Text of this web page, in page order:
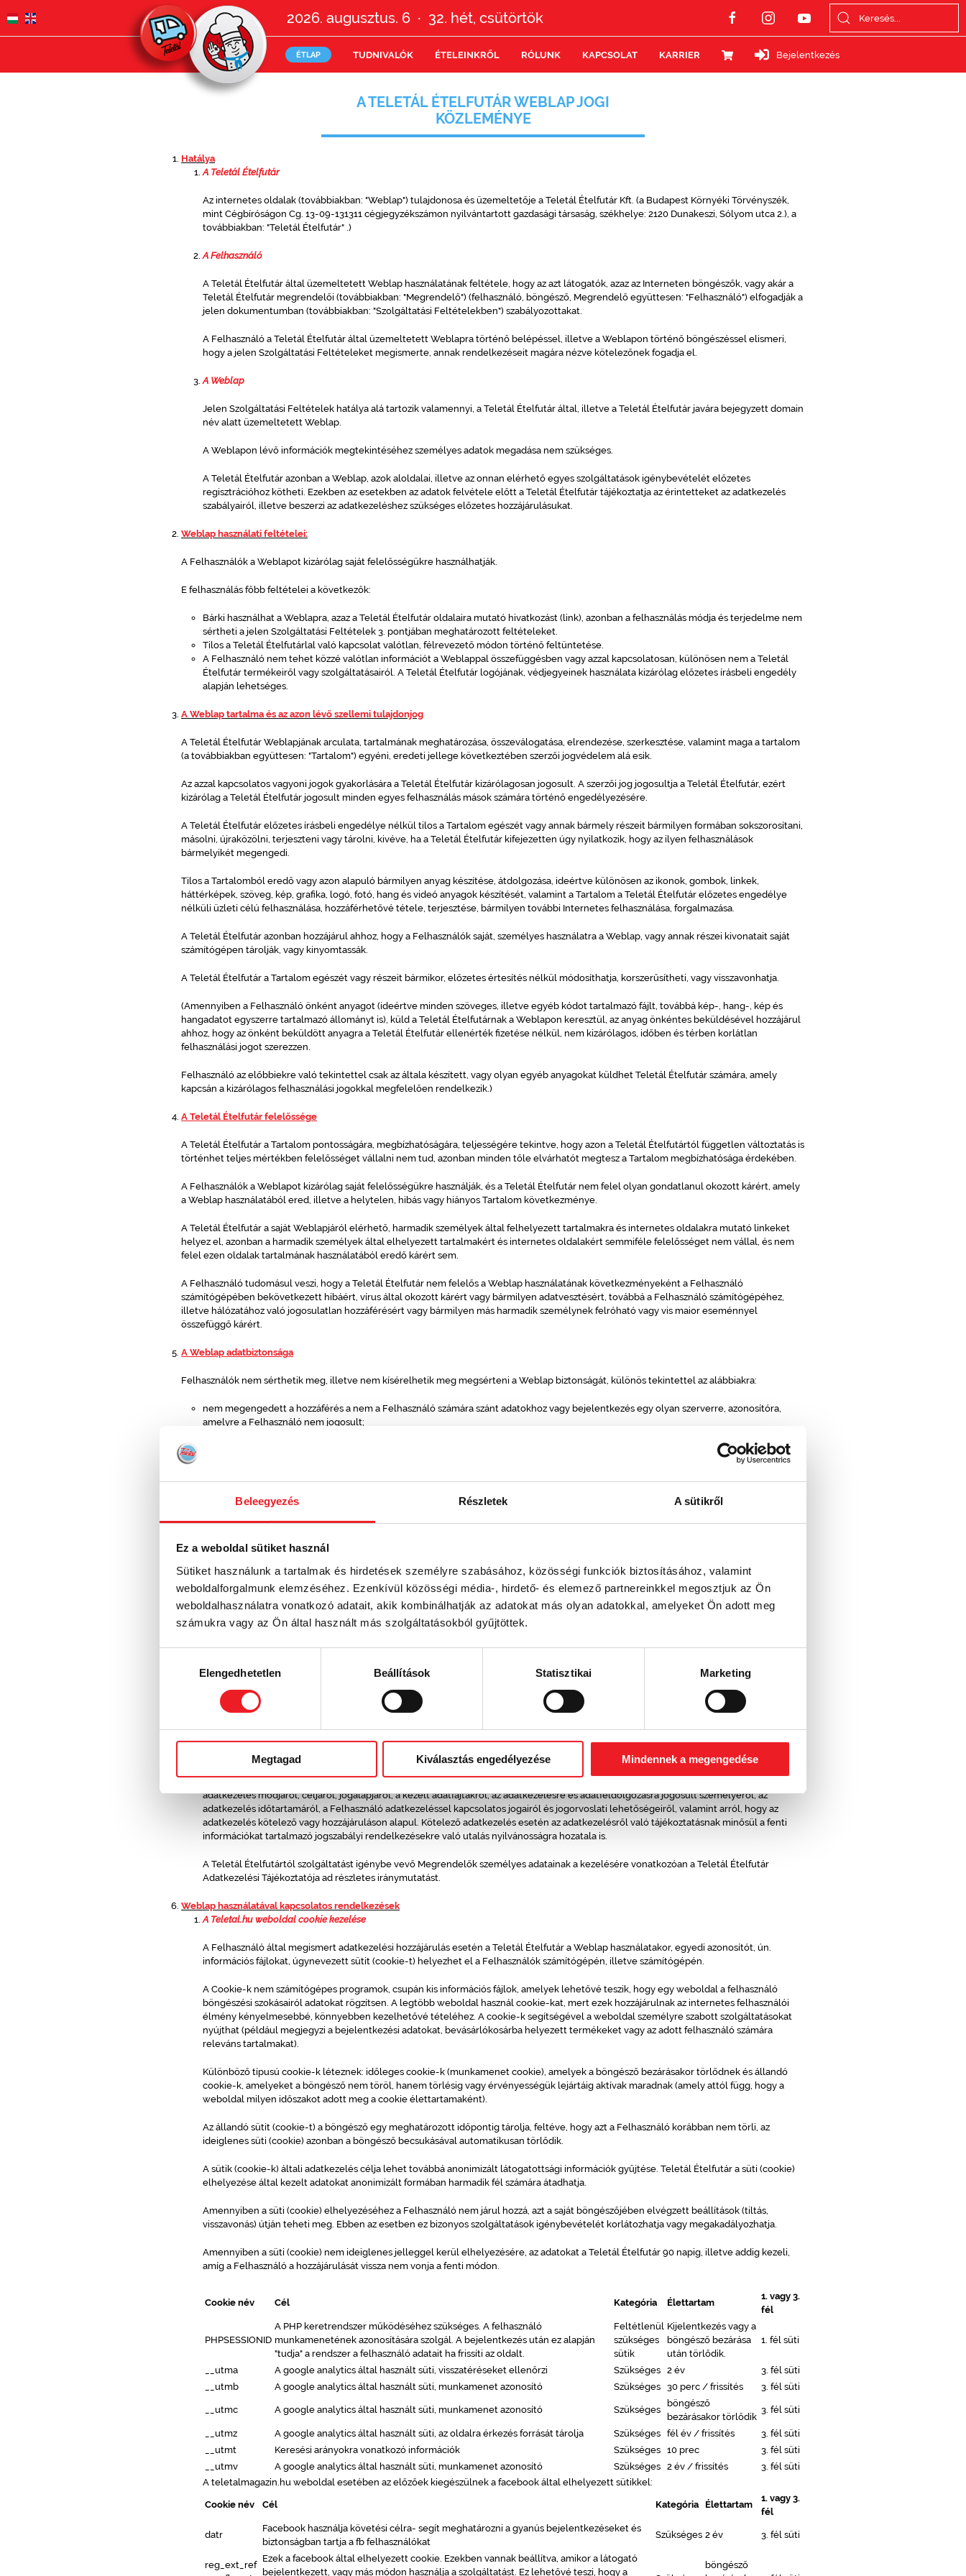
Beleegyezés Részletek A sütikről
Ez a weboldal sütiket használ
Sütiket használunk a tartalmak és hirdetések személyre szabásához, közösségi funkciók biztosításához, valamint
weboldalforgalmunk elemzéséhez. Ezenkívül közösségi média-, hirdető- és elemező partnereinkkel megosztjuk az Ön
weboldalhasználatra vonatkozó adatait, akik kombinálhatják az adatokat más olyan adatokkal, amelyeket Ön adott meg
számukra vagy az Ön által használt más szolgáltatásokból gyűjtöttek.
kiválasztásaElengedhetetlen Beállítások Statisztikai Marketing
Megtagad Kiválasztás engedélyezése Mindennek a megengedése
2026. augusztus. 6 • 32. hét, csütörtök
ÉTLAP TUDNIVALÓK ÉTELEINKRŐL RÓLUNK KAPCSOLAT KARRIER Bejelentkezés
A TELETÁL ÉTELFUTÁR WEBLAP JOGI
KÖZLEMÉNYE
Hatálya
A Teletál Ételfutár
Az internetes oldalak (továbbiakban: "Weblap") tulajdonosa és üzemeltetője a Teletál Ételfutár Kft. (a Budapest Környéki Törvényszék,
mint Cégbíróságon Cg. 13-09-131311 cégjegyzékszámon nyilvántartott gazdasági társaság, székhelye: 2120 Dunakeszi, Sólyom utca 2.), a
továbbiakban: "Teletál Ételfutár" .)
A Felhasználó
A Teletál Ételfutár által üzemeltetett Weblap használatának feltétele, hogy az azt látogatók, azaz az Interneten böngészők, vagy akár a
Teletál Ételfutár megrendelői (továbbiakban: "Megrendelő") (felhasználó, böngésző, Megrendelő együttesen: "Felhasználó") elfogadják a
jelen dokumentumban (továbbiakban: "Szolgáltatási Feltételekben") szabályozottakat.
A Felhasználó a Teletál Ételfutár által üzemeltetett Weblapra történő belépéssel, illetve a Weblapon történő böngészéssel elismeri,
hogy a jelen Szolgáltatási Feltételeket megismerte, annak rendelkezéseit magára nézve kötelezőnek fogadja el.
A Weblap
Jelen Szolgáltatási Feltételek hatálya alá tartozik valamennyi, a Teletál Ételfutár által, illetve a Teletál Ételfutár javára bejegyzett domain
név alatt üzemeltetett Weblap.
A Weblapon lévő információk megtekintéséhez személyes adatok megadása nem szükséges.
A Teletál Ételfutár azonban a Weblap, azok aloldalai, illetve az onnan elérhető egyes szolgáltatások igénybevételét előzetes
regisztrációhoz kötheti. Ezekben az esetekben az adatok felvétele előtt a Teletál Ételfutár tájékoztatja az érintetteket az adatkezelés
szabályairól, illetve beszerzi az adatkezeléshez szükséges előzetes hozzájárulásukat.
Weblap használati feltételei:
A Felhasználók a Weblapot kizárólag saját felelősségükre használhatják.
E felhasználás főbb feltételei a következők:
Bárki használhat a Weblapra, azaz a Teletál Ételfutár oldalaira mutató hivatkozást (link), azonban a felhasználás módja és terjedelme nem
sértheti a jelen Szolgáltatási Feltételek 3. pontjában meghatározott feltételeket.
Tilos a Teletál Ételfutárlal való kapcsolat valótlan, félrevezető módon történő feltüntetése.
A Felhasználó nem tehet közzé valótlan információt a Weblappal összefüggésben vagy azzal kapcsolatosan, különösen nem a Teletál
Ételfutár termékeiről vagy szolgáltatásairól. A Teletál Ételfutár logójának, védjegyeinek használata kizárólag előzetes írásbeli engedély
alapján lehetséges.
A Weblap tartalma és az azon lévő szellemi tulajdonjog
A Teletál Ételfutár Weblapjának arculata, tartalmának meghatározása, összeválogatása, elrendezése, szerkesztése, valamint maga a tartalom
(a továbbiakban együttesen: "Tartalom") egyéni, eredeti jellege következtében szerzői jogvédelem alá esik.
Az azzal kapcsolatos vagyoni jogok gyakorlására a Teletál Ételfutár kizárólagosan jogosult. A szerzői jog jogosultja a Teletál Ételfutár, ezért
kizárólag a Teletál Ételfutár jogosult minden egyes felhasználás mások számára történő engedélyezésére.
A Teletál Ételfutár előzetes írásbeli engedélye nélkül tilos a Tartalom egészét vagy annak bármely részeit bármilyen formában sokszorosítani,
másolni, újraközölni, terjeszteni vagy tárolni, kivéve, ha a Teletál Ételfutár kifejezetten úgy nyilatkozik, hogy az ilyen felhasználások
bármelyikét megengedi.
Tilos a Tartalomból eredő vagy azon alapuló bármilyen anyag készítése, átdolgozása, ideértve különösen az ikonok, gombok, linkek,
háttérképek, szöveg, kép, grafika, logó, fotó, hang és videó anyagok készítését, valamint a Tartalom a Teletál Ételfutár előzetes engedélye
nélküli üzleti célú felhasználása, hozzáférhetővé tétele, terjesztése, bármilyen további Internetes felhasználása, forgalmazása.
A Teletál Ételfutár azonban hozzájárul ahhoz, hogy a Felhasználók saját, személyes használatra a Weblap, vagy annak részei kivonatait saját
számítógépen tárolják, vagy kinyomtassák.
A Teletál Ételfutár a Tartalom egészét vagy részeit bármikor, előzetes értesítés nélkül módosíthatja, korszerűsítheti, vagy visszavonhatja.
(Amennyiben a Felhasználó önként anyagot (ideértve minden szöveges, illetve egyéb kódot tartalmazó fájlt, továbbá kép-, hang-, kép és
hangadatot egyszerre tartalmazó állományt is), küld a Teletál Ételfutárnak a Weblapon keresztül, az anyag önkéntes beküldésével hozzájárul
ahhoz, hogy az önként beküldött anyagra a Teletál Ételfutár ellenérték fizetése nélkül, nem kizárólagos, időben és térben korlátlan
felhasználási jogot szerezzen.
Felhasználó az előbbiekre való tekintettel csak az általa készített, vagy olyan egyéb anyagokat küldhet Teletál Ételfutár számára, amely
kapcsán a kizárólagos felhasználási jogokkal megfelelően rendelkezik.)
A Teletál Ételfutár felelőssége
A Teletál Ételfutár a Tartalom pontosságára, megbízhatóságára, teljességére tekintve, hogy azon a Teletál Ételfutártól független változtatás is
történhet teljes mértékben felelősséget vállalni nem tud, azonban minden tőle elvárhatót megtesz a Tartalom megbízhatósága érdekében.
A Felhasználók a Weblapot kizárólag saját felelősségükre használják, és a Teletál Ételfutár nem felel olyan gondatlanul okozott kárért, amely
a Weblap használatából ered, illetve a helytelen, hibás vagy hiányos Tartalom következménye.
A Teletál Ételfutár a saját Weblapjáról elérhető, harmadik személyek által felhelyezett tartalmakra és internetes oldalakra mutató linkeket
helyez el, azonban a harmadik személyek által elhelyezett tartalmakért és internetes oldalakért semmiféle felelősséget nem vállal, és nem
felel ezen oldalak tartalmának használatából eredő kárért sem.
A Felhasználó tudomásul veszi, hogy a Teletál Ételfutár nem felelős a Weblap használatának következményeként a Felhasználó
számítógépében bekövetkezett hibáért, vírus által okozott kárért vagy bármilyen adatvesztésért, továbbá a Felhasználó számítógépéhez,
illetve hálózatához való jogosulatlan hozzáférésért vagy bármilyen más harmadik személynek felróható vagy vis maior eseménnyel
összefüggő kárért.
A Weblap adatbiztonsága
Felhasználók nem sérthetik meg, illetve nem kísérelhetik meg megsérteni a Weblap biztonságát, különös tekintettel az alábbiakra:
nem megengedett a hozzáférés a nem a Felhasználó számára szánt adatokhoz vagy bejelentkezés egy olyan szerverre, azonosítóra,
amelyre a Felhasználó nem jogosult;
tilos beavatkozást megkísérelni bármely Felhasználó, host vagy hálózat számára nyújtott szolgáltatásba, tilos azokat zavarni (így
nem megengedett nem kívánt e-mailek küldése, ideértve termékek vagy szolgáltatások propagálását és/vagy hirdetését is.
Általános rendelkezések
A Teletál Ételfutár a Weblap működtetése, illetve a Weblapról elérhető egyes szolgáltatások nyújtása során kötelezettséget vállal a
hatályos jogszabályi rendelkezések betartására, különös figyelemmel
az információs önrendelkezési jogról és az információszabadságról szóló 2011. évi CXII. törvény ("Infotv."),
az egyének védelmét a személyes adatok gépi feldolgozása során alkalmazandó 1998. évi VI. törvény,
illetve a Nemzeti Adatvédelmi és Információszabadság Hatóságnak a témára vonatkozó ajánlásaira.
A Teletál Ételfutár betartja a vonatkozó európai uniós jogi aktusokat is, így különösen a személyes adatok feldolgozása vonatkozásában az
egyének védelméről és az ilyen adatok szabad áramlásáról szóló 95/46/EK irányelvet, amennyiben ezek közvetlenül alkalmazandóak.
Felhasználó tájékoztatása
A Teletál Ételfutár a jelen Szolgáltatási Feltételekkel részletesen és egyértelműen tájékoztatja a Felhasználókat a Weblap, illetve a
adatkezelés módjáról, céljáról, jogalapjáról, a kezelt adatfajtákról, az adatkezelésre és adatfeldolgozásra jogosult személyéről, az
adatkezelés időtartamáról, a Felhasználó adatkezeléssel kapcsolatos jogairól és jogorvoslati lehetőségeiről, valamint arról, hogy az
adatkezelés kötelező vagy hozzájáruláson alapul. Kötelező adatkezelés esetén az adatkezelésről való tájékoztatásnak minősül a fenti
információkat tartalmazó jogszabályi rendelkezésekre való utalás nyilvánosságra hozatala is.
A Teletál Ételfutártól szolgáltatást igénybe vevő Megrendelők személyes adatainak a kezelésére vonatkozóan a Teletál Ételfutár
Adatkezelési Tájékoztatója ad részletes iránymutatást.
Weblap használatával kapcsolatos rendelkezések
A Teletal.hu weboldal cookie kezelése
A Felhasználó által megismert adatkezelési hozzájárulás esetén a Teletál Ételfutár a Weblap használatakor, egyedi azonosítót, ún.
információs fájlokat, úgynevezett sütit (cookie-t) helyezhet el a Felhasználók számítógépén, illetve számítógépén.
A Cookie-k nem számítógépes programok, csupán kis információs fájlok, amelyek lehetővé teszik, hogy egy weboldal a felhasználó
böngészési szokásairól adatokat rögzítsen. A legtöbb weboldal használ cookie-kat, mert ezek hozzájárulnak az internetes felhasználói
élmény kényelmesebbé, könnyebben kezelhetővé tételéhez. A cookie-k segítségével a weboldal személyre szabott szolgáltatásokat
nyújthat (például megjegyzi a bejelentkezési adatokat, bevásárlókosárba helyezett termékeket vagy az adott felhasználó számára
releváns tartalmakat).
Különböző típusú cookie-k léteznek: időleges cookie-k (munkamenet cookie), amelyek a böngésző bezárásakor törlődnek és állandó
cookie-k, amelyeket a böngésző nem töröl, hanem törlésig vagy érvényességük lejártáig aktívak maradnak (amely attól függ, hogy a
weboldal milyen időszakot adott meg a cookie élettartamaként).
Az állandó sütit (cookie-t) a böngésző egy meghatározott időpontig tárolja, feltéve, hogy azt a Felhasználó korábban nem törli, az
ideiglenes süti (cookie) azonban a böngésző becsukásával automatikusan törlődik.
A sütik (cookie-k) általi adatkezelés célja lehet továbbá anonimizált látogatottsági információk gyűjtése. Teletál Ételfutár a süti (cookie)
elhelyezése által kezelt adatokat anonimizált formában harmadik fél számára átadhatja.
Amennyiben a süti (cookie) elhelyezéséhez a Felhasználó nem járul hozzá, azt a saját böngészőjében elvégzett beállítások (tiltás,
visszavonás) útján teheti meg. Ebben az esetben ez bizonyos szolgáltatások igénybevételét korlátozhatja vagy megakadályozhatja.
Amennyiben a süti (cookie) nem ideiglenes jelleggel kerül elhelyezésére, az adatokat a Teletál Ételfutár 90 napig, illetve addig kezeli,
amíg a Felhasználó a hozzájárulását vissza nem vonja a fenti módon.
Cookie név Cél Kategória Élettartam
1. vagy 3.
fél
PHPSESSIONID
A PHP keretrendszer működéséhez szükséges. A felhasználó
munkamenetének azonosítására szolgál. A bejelentkezés után ez alapján
"tudja" a rendszer a felhasználó adatait ha frissíti az oldalt.
Feltétlenül
szükséges
sütik
Kijelentkezés vagy a
böngésző bezárása
után törlődik.
1. fél süti
__utma A google analytics által használt süti, visszatéréseket ellenőrzi Szükséges 2 év
3. fél süti
__utmb
A google analytics által használt süti, munkamenet azonosító Szükséges 30 perc / frissítés 3. fél süti
__utmc A google analytics által használt süti, munkamenet azonosító Szükséges
böngésző
bezárásakor törlődik
3. fél süti
__utmz A google analytics által használt süti, az oldalra érkezés forrását tárolja Szükséges fél év / frissítés
3. fél süti
__utmt
Keresési arányokra vonatkozó információk Szükséges 10 prec
3. fél süti
__utmv
A google analytics által használt süti, munkamenet azonosító Szükséges 2 év / frissítés
3. fél süti
A teletalmagazin.hu weboldal esetében az előzőek kiegészülnek a facebook által elhelyezett sütikkel:
Cookie név Cél Kategória Élettartam
1. vagy 3.
fél
datr
Facebook használja követési célra- segít meghatározni a gyanús bejelentkezéseket és
biztonságban tartja a fb felhasználókat
Szükséges 2 év 3. fél süti
reg_ext_ref
Ezek a facebook által elhelyezett cookie. Ezekben vannak beállítva, amikor a látogató
bejelentkezett, vagy más módon használja a szolgáltatást. Ez lehetővé teszi, hogy a
böngésző